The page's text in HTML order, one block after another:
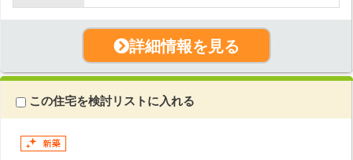
詳細情報を見る
この住宅を検討リストに入れる